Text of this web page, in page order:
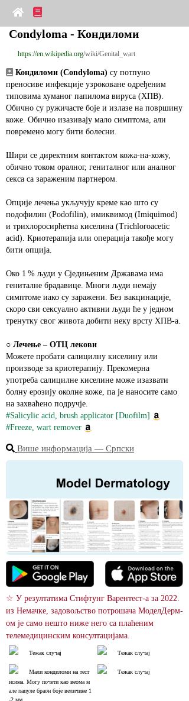
Condyloma - Кондиломи
https://en.wikipedia.org/wiki/Genital_wart
Кондиломи (Condyloma) су потпуно
преносиве инфекције узроковане одређеним
типовима хуманог папилома вируса (ХПВ).
Обично су ружичасте боје и излазе на површину
коже. Обично изазивају мало симптома, али
повремено могу бити болесни.
Шири се директним контактом кожа‑на‑кожу,
обично током оралног, гениталног или аналног
секса са зараженим партнером.
Опције лечења укључују креме као што су
подофилин (Podofilin), имиквимод (Imiquimod)
и трихлоросирћетна киселина (Trichloroacetic
acid). Криотерапија или операција такође могу
бити опција.
Око 1 % људи у Сједињеним Државама има
гениталне брадавице. Многи људи немају
симптоме иако су заражени. Без вакцинације,
скоро сви сексуално активни људи ће у једном
тренутку свог живота добити неку врсту ХПВ‑а.
○ Лечење – ОТЦ лекови
Можете пробати салицилну киселину или
производе за криотерапију. Прекомерна
употреба салицилне киселине може изазвати
болну ерозију околне коже, па је наносите само
на захваћено подручје.
#Salicylic acid, brush applicator [Duofilm]
#Freeze, wart remover
Више информација ― Српски
☆ У резултатима Стифтунг Варентест-а за 2022.
из Немачке, задовољство потрошача МоделДерм-
ом је само нешто ниже него са плаћеним
телемедицинским консултацијама.
Тежак случај
Мали кондиломи на тест
исима. Могу почети као веома м
але папуле браон боје величине 1
-2 мм.
Тежак случај
Тежак случај